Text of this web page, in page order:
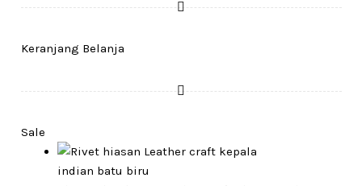
Keranjang Belanja
Sale